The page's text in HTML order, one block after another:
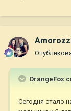
OrangeFox
Сегодня стало